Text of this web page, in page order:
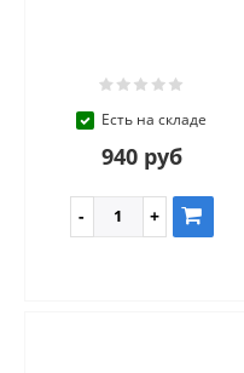
Есть на складе
940 руб